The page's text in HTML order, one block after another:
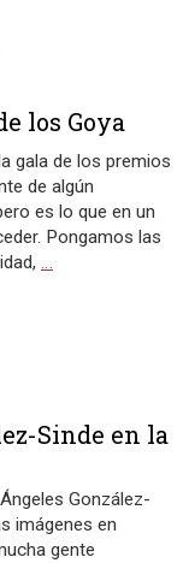
los Goya
gala de los premios
de algún
es lo que en un
Pongamos las
…
Sinde en la
González-
imágenes en
gente